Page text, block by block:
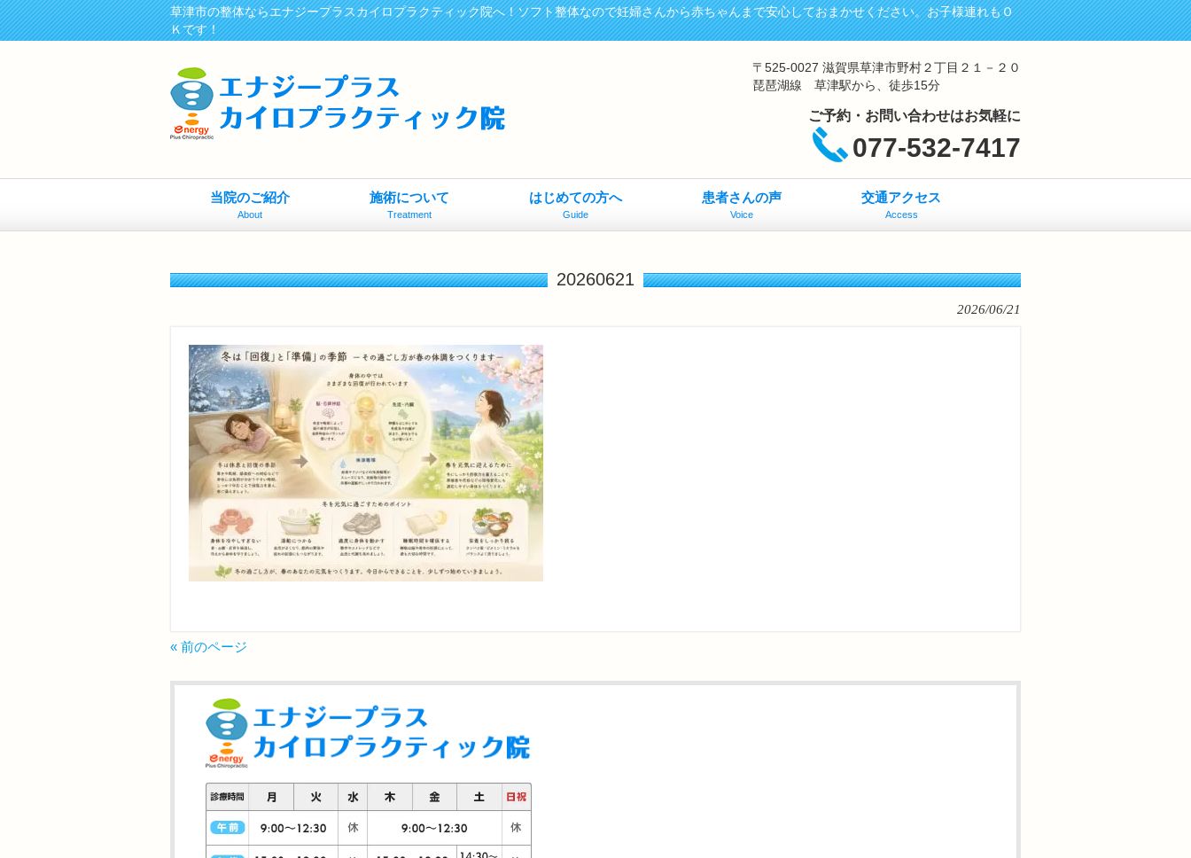
草津市の整体ならエナジープラスカイロプラクティック院へ！ソフト整体なので妊婦さんから赤ちゃんまで安心しておまかせください。お子様連れもＯ
Ｋです！
〒525-0027 滋賀県草津市野村２丁目２１－２０
琵琶湖線 草津駅から、徒歩15分
ご予約・お問い合わせはお気軽に
077-532-7417
当院のご紹介
About
施術について
Treatment
はじめての方へ
Guide
患者さんの声
Voice
交通アクセス
Access
20260621
2026/06/21
« 前のページ